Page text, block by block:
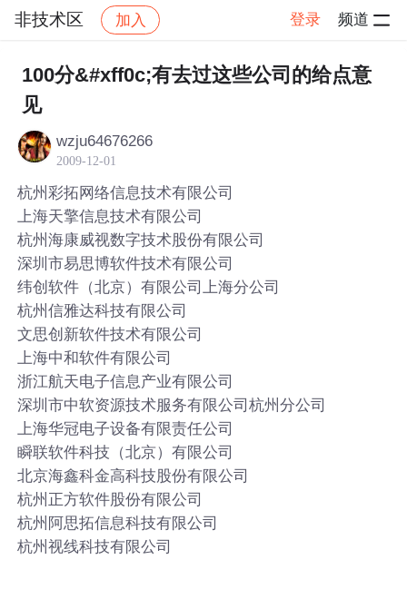
非技术区 加入 登录 频道
社区 非技术区 帖子详情
100分&#xff0c;有去过这些公司的给点意
见
wzju64676266
2009-12-01
杭州彩拓网络信息技术有限公司
上海天擎信息技术有限公司
杭州海康威视数字技术股份有限公司
深圳市易思博软件技术有限公司
纬创软件（北京）有限公司上海分公司
杭州信雅达科技有限公司
文思创新软件技术有限公司
上海中和软件有限公司
浙江航天电子信息产业有限公司
深圳市中软资源技术服务有限公司杭州分公司
上海华冠电子设备有限责任公司
瞬联软件科技（北京）有限公司
北京海鑫科金高科技股份有限公司
杭州正方软件股份有限公司
杭州阿思拓信息科技有限公司
杭州视线科技有限公司